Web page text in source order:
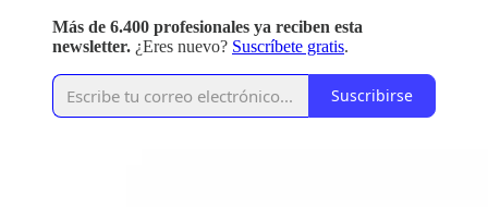
Más de 6.400 profesionales ya reciben esta
newsletter. ¿Eres nuevo? Suscríbete gratis.
Suscribirse